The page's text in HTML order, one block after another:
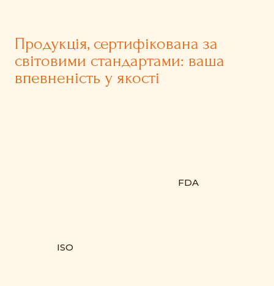
ISO
FDA
Продукція, сертифікована за
світовими стандартами: ваша
впевненість у якості